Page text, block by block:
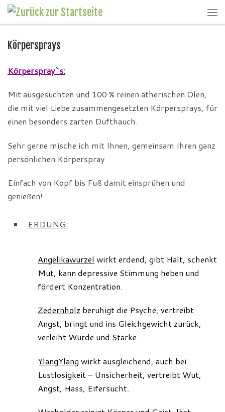
Körpersprays
Körperspray`s:
Mit ausgesuchten und 100 % reinen ätherischen Ölen,
die mit viel Liebe zusammengesetzten Körpersprays, für
einen besonders zarten Dufthauch.
Sehr gerne mische ich mit Ihnen, gemeinsam Ihren ganz
persönlichen Körperspray
Einfach von Kopf bis Fuß damit einsprühen und
genießen!
ERDUNG:
Angelikawurzel wirkt erdend, gibt Halt, schenkt
Mut, kann depressive Stimmung heben und
fördert Konzentration.
Zedernholz beruhigt die Psyche, vertreibt
Angst, bringt und ins Gleichgewicht zurück,
verleiht Würde und Stärke.
YlangYlang wirkt ausgleichend, auch bei
Lustlosigkeit – Unsicherheit, vertreibt Wut,
Angst, Hass, Eifersucht.